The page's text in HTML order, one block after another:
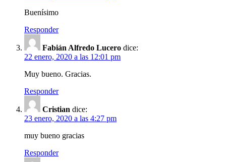
Buenísimo
Responder
Fabián Alfredo Lucero dice:
22 enero, 2020 a las 12:01 pm
Muy bueno. Gracias.
Responder
Cristian dice:
23 enero, 2020 a las 4:27 pm
muy bueno gracias
Responder